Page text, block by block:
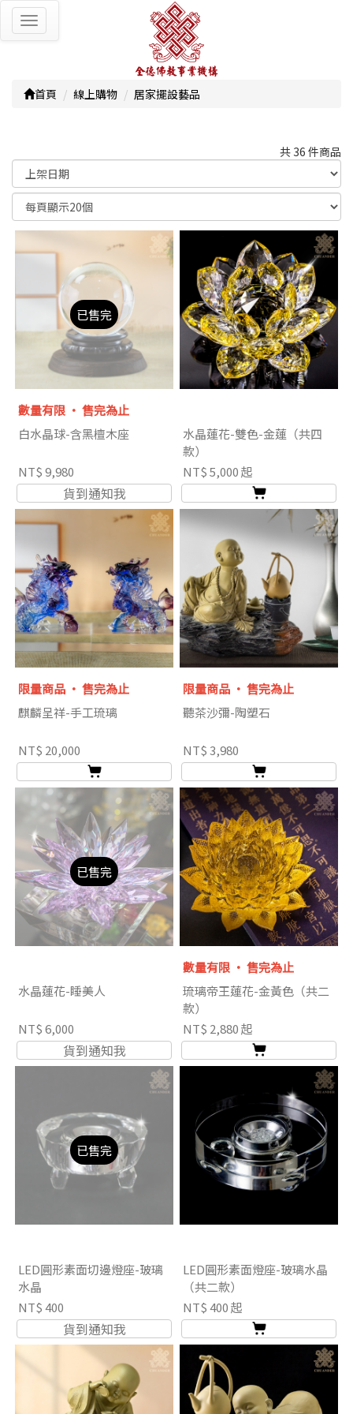
Toggle
navigation
首頁 線上購物 居家擺設藝品
共 36 件商品
已售完
數量有限 ‧ 售完為止
白水晶球-含黑檀木座
NT$ 9,980
貨到通知我
水晶蓮花-雙色-金蓮（共四
款）
NT$ 5,000 起
限量商品 ‧ 售完為止
麒麟呈祥-手工琉璃
NT$ 20,000
限量商品 ‧ 售完為止
聽茶沙彌-陶塑石
NT$ 3,980
已售完
水晶蓮花-睡美人
NT$ 6,000
貨到通知我
數量有限 ‧ 售完為止
琉璃帝王蓮花-金黃色（共二
款）
NT$ 2,880 起
已售完
LED圓形素面切邊燈座-玻璃
水晶
NT$ 400
貨到通知我
LED圓形素面燈座-玻璃水晶
（共二款）
NT$ 400 起